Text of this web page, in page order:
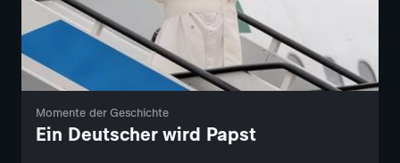
Momente der Geschichte
Ein Deutscher wird Papst